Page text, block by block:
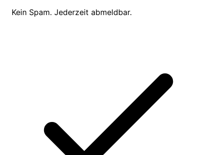
Kein Spam. Jederzeit abmeldbar.